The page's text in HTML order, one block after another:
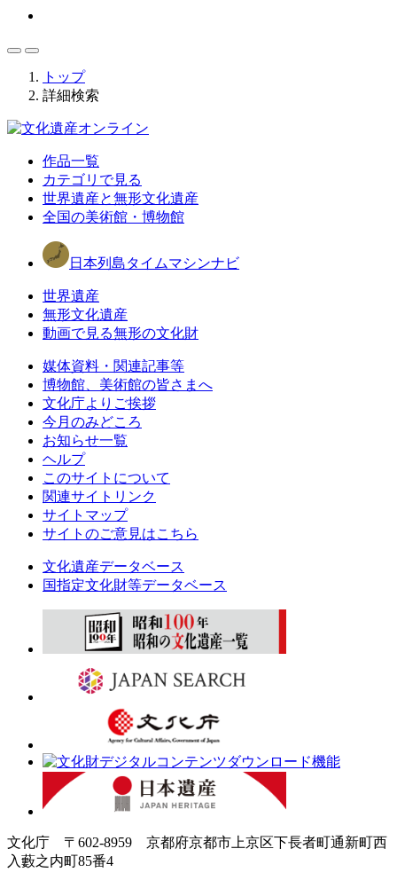
トップ
詳細検索
作品一覧
カテゴリで見る
世界遺産と無形文化遺産
全国の美術館・博物館
日本列島タイムマシンナビ
世界遺産
無形文化遺産
動画で見る無形の文化財
媒体資料・関連記事等
博物館、美術館の皆さまへ
文化庁よりご挨拶
今月のみどころ
お知らせ一覧
ヘルプ
このサイトについて
関連サイトリンク
サイトマップ
サイトのご意見はこちら
文化遺産データベース
国指定文化財等データベース
文化庁 〒602-8959 京都府京都市上京区下長者町通新町西
入藪之内町85番4